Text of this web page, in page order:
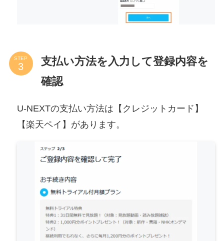
STEP
支払い方法を入力して登録内容を
確認
U-NEXTの支払い方法は【クレジットカード】
【楽天ペイ】があります。